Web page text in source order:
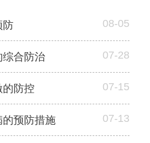
防 08-05
综合防治 07-28
的防控 07-15
的预防措施 07-13